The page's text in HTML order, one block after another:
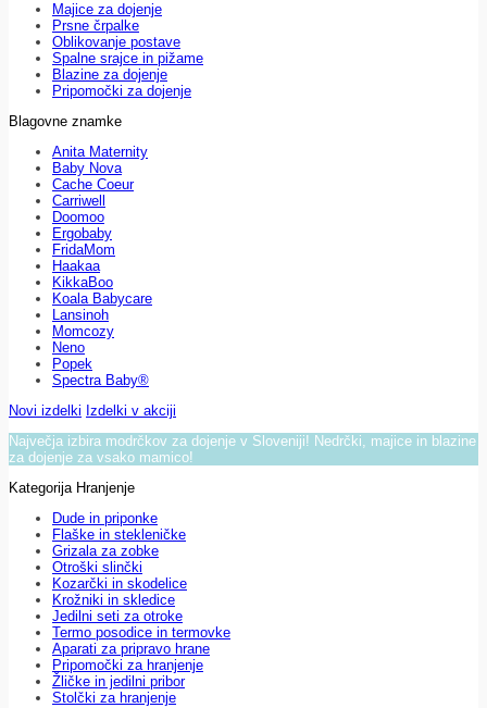
Majice za dojenje
Prsne črpalke
Oblikovanje postave
Spalne srajce in pižame
Blazine za dojenje
Pripomočki za dojenje
Blagovne znamke
Anita Maternity
Baby Nova
Cache Coeur
Carriwell
Doomoo
Ergobaby
FridaMom
Haakaa
KikkaBoo
Koala Babycare
Lansinoh
Momcozy
Neno
Popek
Spectra Baby®
Novi izdelki Izdelki v akciji
Največja izbira modrčkov za dojenje v Sloveniji! Nedrčki, majice in blazine
za dojenje za vsako mamico!
Kategorija Hranjenje
Dude in priponke
Flaške in stekleničke
Grizala za zobke
Otroški slinčki
Kozarčki in skodelice
Krožniki in skledice
Jedilni seti za otroke
Termo posodice in termovke
Aparati za pripravo hrane
Pripomočki za hranjenje
Žličke in jedilni pribor
Stolčki za hranjenje